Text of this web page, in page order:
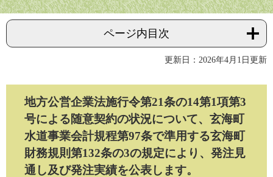
ページ内目次
更新日：2026年4月1日更新
地方公営企業法施行令第21条の14第1項第3
号による随意契約の状況について、玄海町
水道事業会計規程第97条で準用する玄海町
財務規則第132条の3の規定により、発注見
通し及び発注実績を公表します。